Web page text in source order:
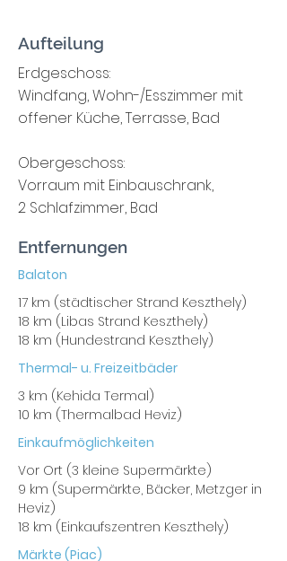
Aufteilung
Erdgeschoss:
Windfang, Wohn-/Esszimmer mit
offener Küche, Terrasse, Bad
Obergeschoss:
Vorraum mit Einbauschrank,
2 Schlafzimmer, Bad
Entfernungen
Balaton
17 km (städtischer Strand Keszthely)
18 km (Libas Strand Keszthely)
18 km (Hundestrand Keszthely)
Thermal- u. Freizeitbäder
3 km (Kehida Termal)
10 km (Thermalbad Heviz)
Einkaufmöglichkeiten
Vor Ort (3 kleine Supermärkte)
9 km (Supermärkte, Bäcker, Metzger in
Heviz)
18 km (Einkaufszentren Keszthely)
Märkte (Piac)